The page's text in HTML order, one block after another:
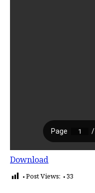
Download
Post Views: 33